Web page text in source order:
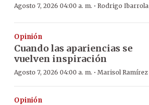
Agosto 7, 2026 04:00 a. m. · Rodrigo Ibarrola
Opinión
Cuando las apariencias se
vuelven inspiración
Agosto 7, 2026 04:00 a. m. · Marisol Ramírez
Opinión